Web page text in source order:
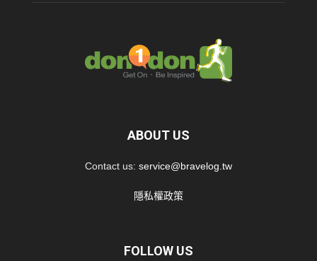
ABOUT US
Contact us: service@bravelog.tw
隱私權政策
FOLLOW US